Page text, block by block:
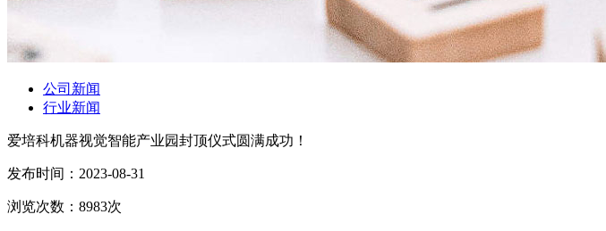
公司新闻
行业新闻
爱培科机器视觉智能产业园封顶仪式圆满成功！
发布时间： 2023-08-31
浏览次数： 8983次